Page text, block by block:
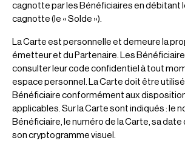
cagnotte par les Bénéficiaires en débitant
cagnotte (le « Solde »).
La Carte est personnelle et demeure la
émetteur et du Partenaire. Les
consulter leur code confidentiel à tout
espace personnel. La Carte doit être
Bénéficiaire conformément aux
applicables. Sur la Carte sont indiqués : le
Bénéficiaire, le numéro de la Carte, sa date
son cryptogramme visuel.